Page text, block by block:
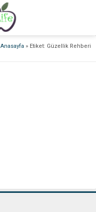
Anasayfa » Etiket: Güzellik Rehberi